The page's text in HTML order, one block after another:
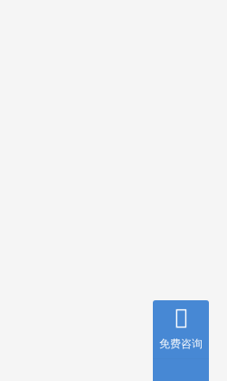
免费咨询